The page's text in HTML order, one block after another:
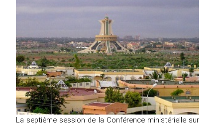
La septième session de la Conférence ministérielle sur